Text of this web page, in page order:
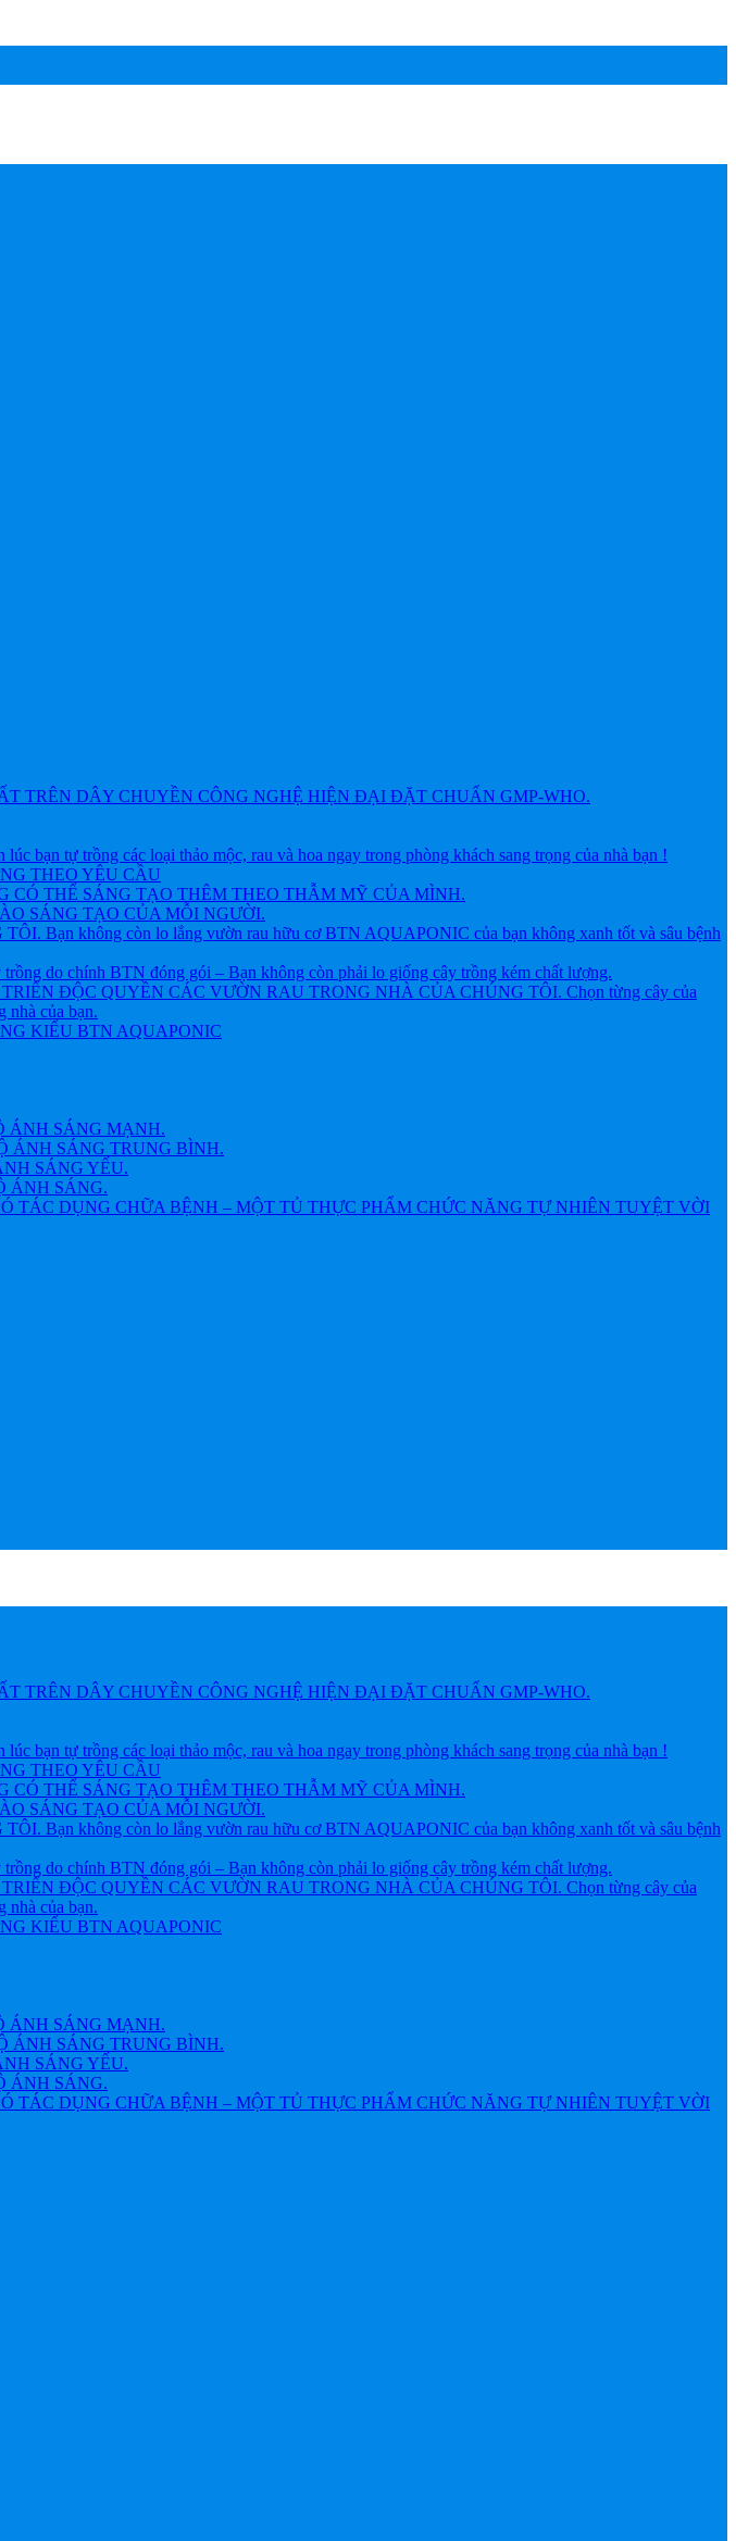
TRÊN DÂY CHUYỀN CÔNG NGHỆ HIỆN ĐẠI ĐẶT CHUẨN GMP-WHO.
tự trồng các loại thảo mộc, rau và hoa ngay trong phòng khách sang trọng của nhà bạn !
THEO YÊU CẦU
THỂ SÁNG TẠO THÊM THEO THẪM MỸ CỦA MÌNH.
SÁNG TẠO CỦA MỖI NGƯỜI.
Bạn không còn lo lắng vườn rau hữu cơ BTN AQUAPONIC của bạn không xanh tốt và sâu bệnh
do chính BTN đóng gói – Bạn không còn phải lo giống cây trồng kém chất lượng.
ĐỘC QUYỀN CÁC VƯỜN RAU TRONG NHÀ CỦA CHÚNG TÔI. Chọn từng cây của
nhà của bạn.
KIỂU BTN AQUAPONIC
ÁNH SÁNG MẠNH.
ÁNH SÁNG TRUNG BÌNH.
SÁNG YẾU.
ÁNH SÁNG.
TÁC DỤNG CHỮA BỆNH – MỘT TỦ THỰC PHẨM CHỨC NĂNG TỰ NHIÊN TUYỆT VỜI
TRÊN DÂY CHUYỀN CÔNG NGHỆ HIỆN ĐẠI ĐẶT CHUẨN GMP-WHO.
tự trồng các loại thảo mộc, rau và hoa ngay trong phòng khách sang trọng của nhà bạn !
THEO YÊU CẦU
THỂ SÁNG TẠO THÊM THEO THẪM MỸ CỦA MÌNH.
SÁNG TẠO CỦA MỖI NGƯỜI.
Bạn không còn lo lắng vườn rau hữu cơ BTN AQUAPONIC của bạn không xanh tốt và sâu bệnh
do chính BTN đóng gói – Bạn không còn phải lo giống cây trồng kém chất lượng.
ĐỘC QUYỀN CÁC VƯỜN RAU TRONG NHÀ CỦA CHÚNG TÔI. Chọn từng cây của
nhà của bạn.
KIỂU BTN AQUAPONIC
ÁNH SÁNG MẠNH.
ÁNH SÁNG TRUNG BÌNH.
SÁNG YẾU.
ÁNH SÁNG.
TÁC DỤNG CHỮA BỆNH – MỘT TỦ THỰC PHẨM CHỨC NĂNG TỰ NHIÊN TUYỆT VỜI